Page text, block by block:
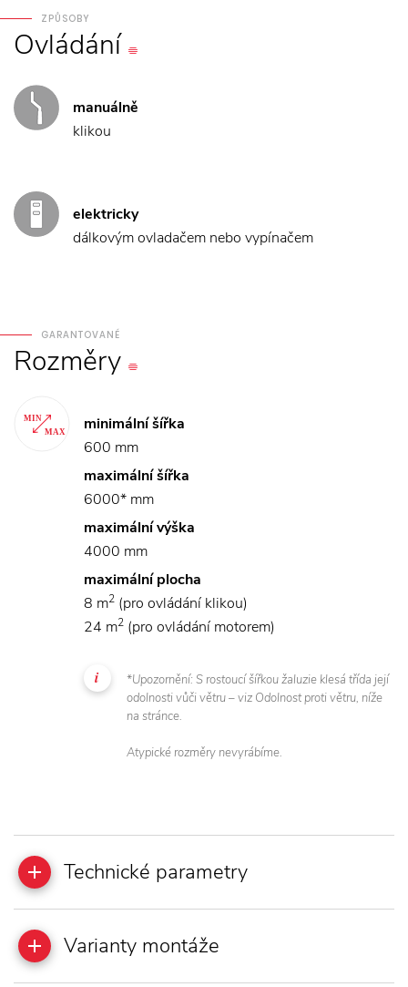
ZPŮSOBY
Ovládání
manuálně
klikou
elektricky
dálkovým ovladačem nebo vypínačem
GARANTOVANÉ
Rozměry
minimální šířka
600 mm
maximální šířka
6000* mm
maximální výška
4000 mm
maximální plocha
8 m2 (pro ovládání klikou)
24 m2 (pro ovládání motorem)
*Upozornění: S rostoucí šířkou žaluzie klesá třída její
odolnosti vůči větru – viz Odolnost proti větru, níže
na stránce.
Atypické rozměry nevyrábíme.
Technické parametry
Varianty montáže